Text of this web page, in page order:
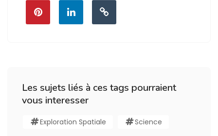
Les sujets liés à ces tags pourraient
vous interesser
Exploration Spatiale Science